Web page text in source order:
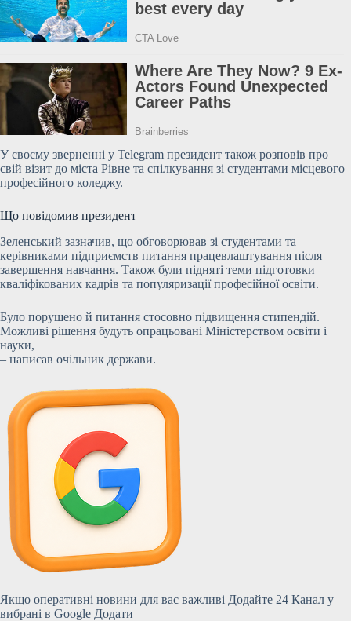
У своєму зверненні у Telegram президент також розповів про
свій візит до міста Рівне та спілкування зі студентами місцевого
професійного коледжу.
Що повідомив президент
Зеленський зазначив, що обговорював зі студентами та
керівниками підприємств питання працевлаштування після
завершення навчання. Також були підняті теми підготовки
кваліфікованих кадрів та популяризації професійної освіти.
Було порушено й питання стосовно підвищення стипендій.
Можливі рішення будуть опрацьовані Міністерством освіти і
науки,
– написав очільник держави.
Якщо оперативні новини для вас важливі Додайте 24 Канал у
вибрані в Google Додати